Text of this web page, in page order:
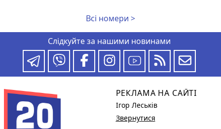
Всі номери >
Слідкуйте за нашими новинами
РЕКЛАМА НА САЙТІ
Ігор Леськів
Звернутися